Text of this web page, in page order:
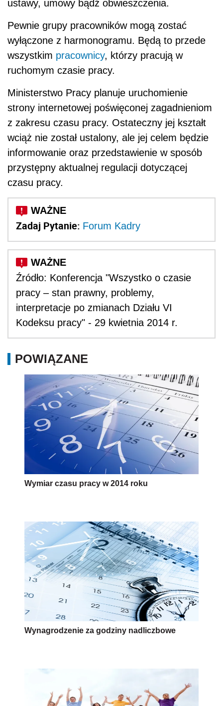
ustawy, umowy bądź obwieszczenia.
Pewnie grupy pracowników mogą zostać
wyłączone z harmonogramu. Będą to przede
wszystkim pracownicy, którzy pracują w
ruchomym czasie pracy.
Ministerstwo Pracy planuje uruchomienie
strony internetowej poświęconej zagadnieniom
z zakresu czasu pracy. Ostateczny jej kształt
wciąż nie został ustalony, ale jej celem będzie
informowanie oraz przedstawienie w sposób
przystępny aktualnej regulacji dotyczącej
czasu pracy.
Zadaj Pytanie: Forum Kadry
Źródło: Konferencja "Wszystko o czasie
pracy – stan prawny, problemy,
interpretacje po zmianach Działu VI
Kodeksu pracy" - 29 kwietnia 2014 r.
POWIĄZANE
Wymiar czasu pracy w 2014 roku
Wynagrodzenie za godziny nadliczbowe